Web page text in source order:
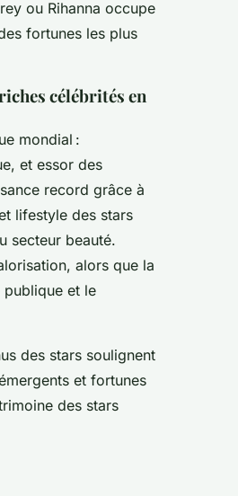
ou Rihanna occupe
fortunes les plus
célébrités en
mondial :
et essor des
record grâce à
lifestyle des stars
secteur beauté.
alors que la
publique et le
des stars soulignent
et fortunes
des stars